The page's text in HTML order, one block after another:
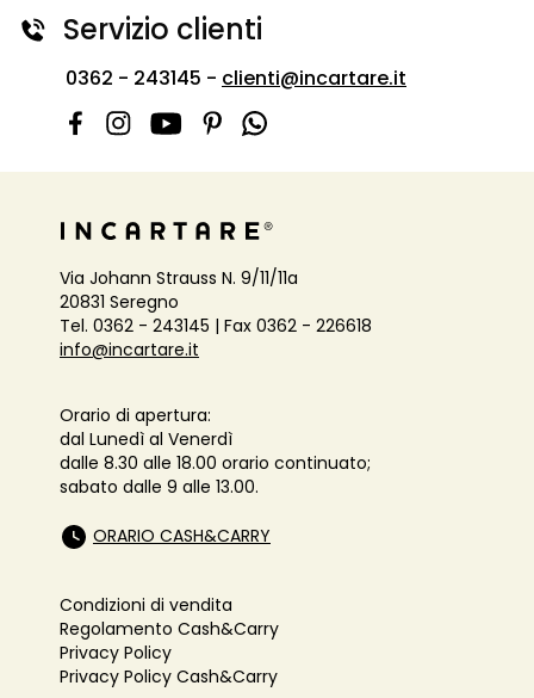
Servizio clienti
0362 - 243145 - clienti@incartare.it
Via Johann Strauss N. 9/11/11a
20831 Seregno
Tel. 0362 - 243145 | Fax 0362 - 226618
info@incartare.it
Orario di apertura:
dal Lunedì al Venerdì
dalle 8.30 alle 18.00 orario continuato;
sabato dalle 9 alle 13.00.
ORARIO CASH&CARRY
Condizioni di vendita
Regolamento Cash&Carry
Privacy Policy
Privacy Policy Cash&Carry